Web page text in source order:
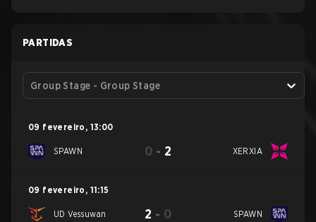
PARTIDAS
Group Stage - Group Stage
09 fevereiro , 13:00
SPAWN 0 - 2 XERXIA
09 fevereiro , 11:15
UD Vessuwan 2 - 0 SPAWN